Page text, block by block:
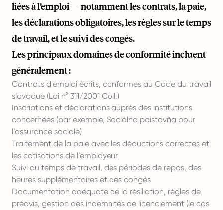
liées à l’emploi — notamment les contrats, la paie,
les déclarations obligatoires, les règles sur le temps
de travail, et le suivi des congés.
Les principaux domaines de conformité incluent
généralement :
Contrats d'emploi écrits, conformes au Code du travail
slovaque (Loi n° 311/2001 Coll.)
Inscriptions et déclarations auprès des institutions
concernées (par exemple, Sociálna poisťovňa pour
l’assurance sociale)
Traitement de la paie avec les déductions correctes et
les cotisations de l’employeur
Suivi du temps de travail, des périodes de repos, des
heures supplémentaires et des congés
Documentation adéquate de la résiliation, règles de
préavis, gestion des indemnités de licenciement (le cas